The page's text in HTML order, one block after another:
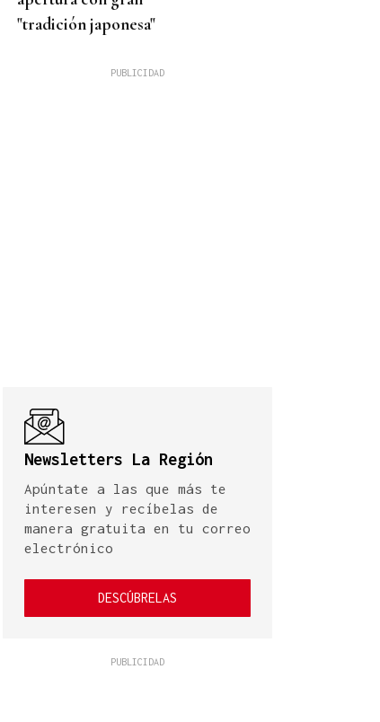
"tradición japonesa"
Newsletters La Región
Apúntate a las que más te
interesen y recíbelas de
manera gratuita en tu correo
electrónico
DESCÚBRELAS